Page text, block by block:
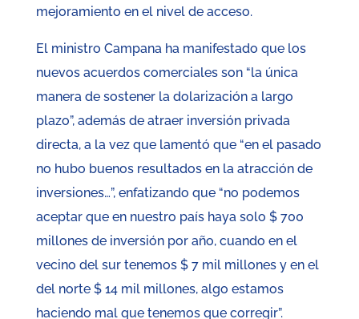
mejoramiento en el nivel de acceso.
El ministro Campana ha manifestado que los
nuevos acuerdos comerciales son “la única
manera de sostener la dolarización a largo
plazo”, además de atraer inversión privada
directa, a la vez que lamentó que “en el pasado
no hubo buenos resultados en la atracción de
inversiones…”, enfatizando que “no podemos
aceptar que en nuestro país haya solo $ 700
millones de inversión por año, cuando en el
vecino del sur tenemos $ 7 mil millones y en el
del norte $ 14 mil millones, algo estamos
haciendo mal que tenemos que corregir”.